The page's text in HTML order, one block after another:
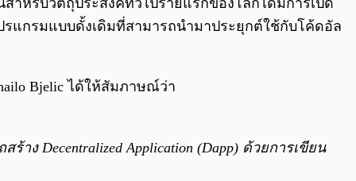
ำหรับวัตถุประสงค์ทั่วไปรายแรกของโลกได้มีการเปิด
รแกรมแบบดั้งเดิมที่สามารถนำมาประยุกต์ใช้กับโค้ดอัล
Bjelic ได้ให้สัมภาษณ์ว่า
Decentralized Application (Dapp) ด้วยการเขียน